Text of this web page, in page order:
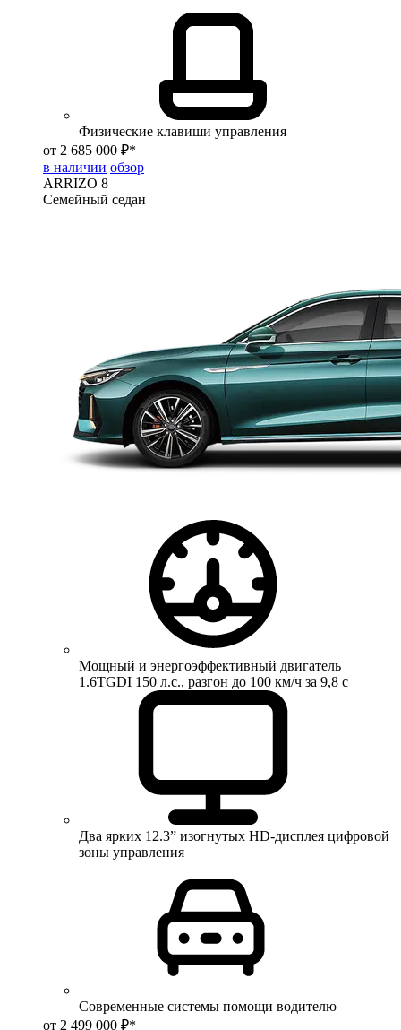
Физические клавиши управления
от 2 685 000 ₽*
в наличии обзор
ARRIZO 8
Семейный седан
Мощный и энергоэффективный двигатель
1.6TGDI 150 л.с., разгон до 100 км/ч за 9,8 с
Два ярких 12.3” изогнутых HD-дисплея цифровой
зоны управления
Современные системы помощи водителю
от 2 499 000 ₽*